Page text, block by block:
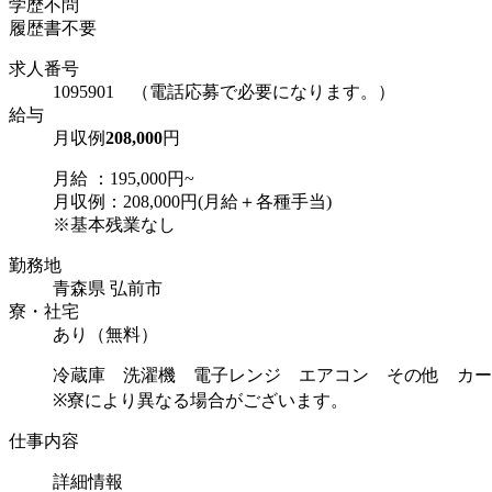
学歴不問
履歴書不要
求人番号
1095901 （電話応募で必要になります。）
給与
月収例208,000円
月給 ：195,000円~
月収例：208,000円(月給＋各種手当)
※基本残業なし
勤務地
青森県 弘前市
寮・社宅
あり（無料）
冷蔵庫 洗濯機 電子レンジ エアコン その他 カー
※寮により異なる場合がございます。
仕事内容
詳細情報